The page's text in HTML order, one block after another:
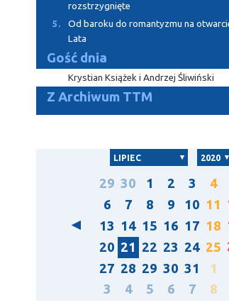
rozstrzygnięte
5.
Od baroku do romantyzmu na
Lata
Gość dnia
Krystian Książek i Andrzej Śliwiński
Z Archiwum TTM
LIPIEC 2020
29 30 1 2 3 4
6
7 8 9 10 11
13 14 15 16 17 18
20 21 22 23 24 25
27 28 29 30 31 1
3
4 5 6 7 8